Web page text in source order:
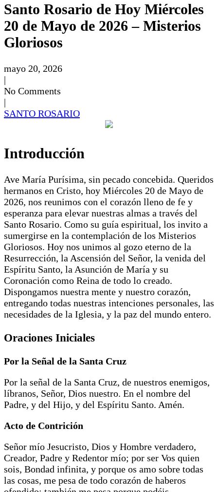
Santo Rosario de Hoy Miércoles
20 de Mayo de 2026 – Misterios
Gloriosos
mayo 20, 2026
|
No Comments
|
SANTO ROSARIO
Introducción
Ave María Purísima, sin pecado concebida. Queridos
hermanos en Cristo, hoy Miércoles 20 de Mayo de
2026, nos reunimos con el corazón lleno de fe y
esperanza para elevar nuestras almas a través del
Santo Rosario. Como su guía espiritual, los invito a
sumergirse en la contemplación de los Misterios
Gloriosos. Hoy nos unimos al gozo eterno de la
Resurrección, la Ascensión del Señor, la venida del
Espíritu Santo, la Asunción de María y su
Coronación como Reina de todo lo creado.
Dispongamos nuestra mente y nuestro corazón,
entregando todas nuestras intenciones personales, las
necesidades de la Iglesia, y la paz del mundo entero.
Oraciones Iniciales
Por la Señal de la Santa Cruz
Por la señal de la Santa Cruz, de nuestros enemigos,
líbranos, Señor, Dios nuestro. En el nombre del
Padre, y del Hijo, y del Espíritu Santo. Amén.
Acto de Contrición
Señor mío Jesucristo, Dios y Hombre verdadero,
Creador, Padre y Redentor mío; por ser Vos quien
sois, Bondad infinita, y porque os amo sobre todas
las cosas, me pesa de todo corazón de haberos